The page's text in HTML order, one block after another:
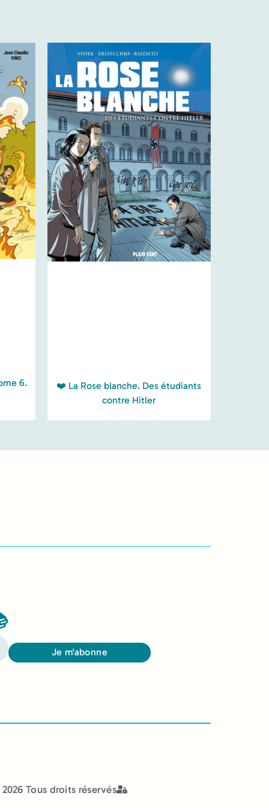
6.
❤️ La Rose blanche. Des étudiants
contre Hitler
Je m'abonne
2026 Tous droits réservés